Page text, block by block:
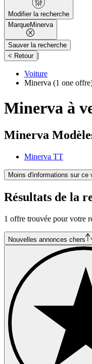
Modifier la recherche
MarqueMinerva
Sauver la recherche
< Retour |
Voiture
Minerva (1 one
Minerva à
Minerva
Minerva TT
Moins d'informations sur ce
Résultats de la
1 offre trouvée pour votre
Nouvelles annonces chers